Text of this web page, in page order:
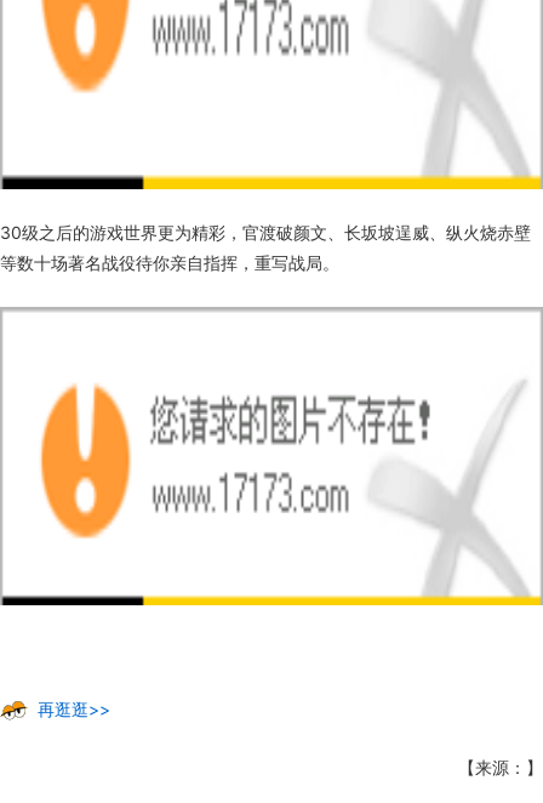
30级之后的游戏世界更为精彩，官渡破颜文、长坂坡逞威、纵火烧赤壁
等数十场著名战役待你亲自指挥，重写战局。
再逛逛>>
【来源：】